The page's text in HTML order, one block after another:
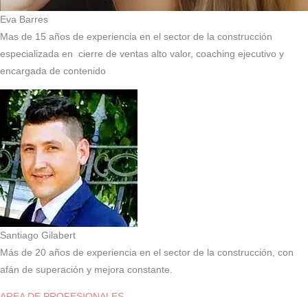
Eva Barres
Mas de 15 años de experiencia en el sector de la construcción
especializada en cierre de ventas alto valor, coaching ejecutivo y
encargada de contenido
Santiago Gilabert
Más de 20 años de experiencia en el sector de la construcción, con
afán de superación y mejora constante.